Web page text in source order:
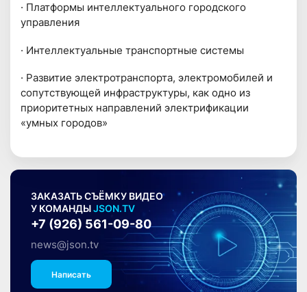
· Платформы интеллектуального городского
управления
· Интеллектуальные транспортные системы
· Развитие электротранспорта, электромобилей и
сопутствующей инфраструктуры, как одно из
приоритетных направлений электрификации
«умных городов»
ЗАКАЗАТЬ СЪЁМКУ ВИДЕО
У КОМАНДЫJSON.TV
+7 (926) 561-09-80
news@json.tv
Написать